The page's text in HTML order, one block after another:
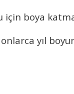
boya
yıl